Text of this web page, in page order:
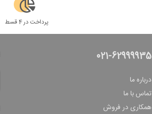
پرداخت در 4 قسط
021-62999935
درباره ما
تماس با ما
همکاری در فروش